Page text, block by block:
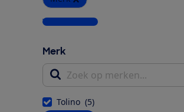
Wis alle filters
Merk
Zoek op merken...
Tolino (5)